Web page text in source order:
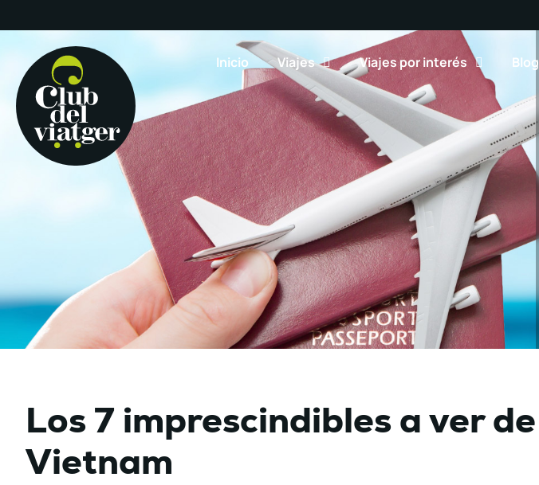
Inicio Viajes Viajes por interés Blog
Los 7 imprescindibles a ver de
Vietnam